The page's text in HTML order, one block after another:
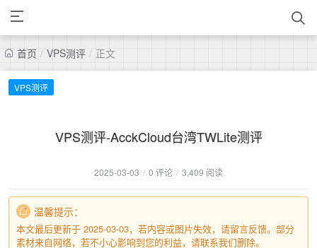
首页 / VPS测评 / 正文
VPS测评
VPS测评-AcckCloud台湾TWLite测评
2025-03-03 / 0 评论 / 3,409 阅读
温馨提示：
本文最后更新于 2025-03-03，若内容或图片失效，请留言反馈。部分
素材来自网络，若不小心影响到您的利益，请联系我们删除。